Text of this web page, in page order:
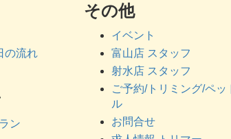
の流れ
ン
その他
イベント
富山店 スタッフ
射水店 スタッフ
ご予約/トリミング/ペッ
ル
お問合せ